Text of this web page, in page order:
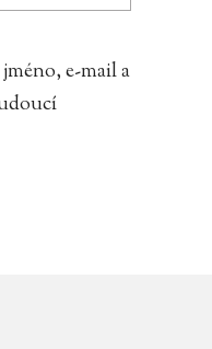
e-mail a